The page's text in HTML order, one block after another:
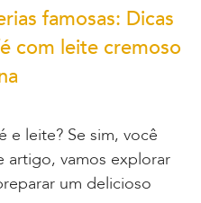
famosas: Dicas
com leite cremoso
e leite? Se sim, você
vamos explorar
um delicioso